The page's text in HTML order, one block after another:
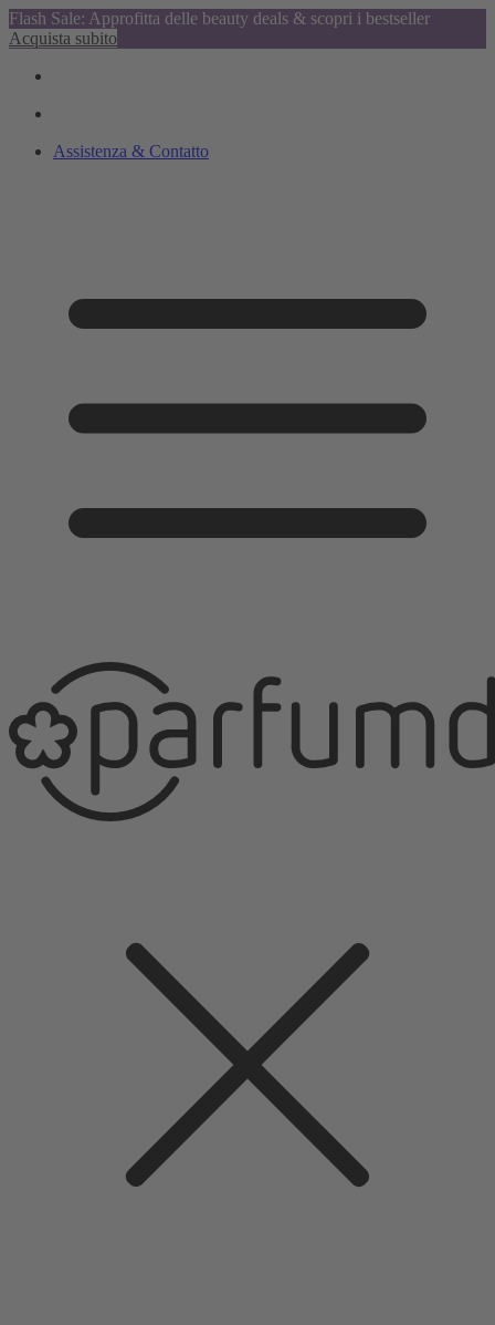
Flash Sale: Approfitta delle beauty deals & scopri i bestseller
Acquista subito
Assistenza & Contatto